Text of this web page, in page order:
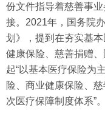
份文件指导着慈善事
接。2021年，国务院
划》，提到在夯实基
健康保险、慈善捐赠
起“以基本医疗保险为
险、商业健康保险、
次医疗保障制度体系”。